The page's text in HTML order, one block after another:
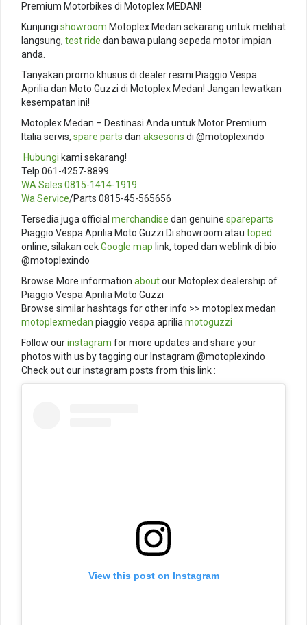
Premium Motorbikes di Motoplex MEDAN!
Kunjungi showroom Motoplex Medan sekarang untuk melihat
langsung, test ride dan bawa pulang sepeda motor impian
anda.
Tanyakan promo khusus di dealer resmi Piaggio Vespa
Aprilia dan Moto Guzzi di Motoplex Medan! Jangan lewatkan
kesempatan ini!
Motoplex Medan – Destinasi Anda untuk Motor Premium
Italia servis, spare parts dan aksesoris di @motoplexindo
Hubungi kami sekarang!
Telp 061-4257-8899
WA Sales 0815-1414-1919
Wa Service/Parts 0815-45-565656
Tersedia juga official merchandise dan genuine spareparts
Piaggio Vespa Aprilia Moto Guzzi Di showroom atau toped
online, silakan cekGoogle map link, toped dan weblink di bio
@motoplexindo
Browse More information aboutour Motoplex dealership of
Piaggio Vespa Aprilia Moto Guzzi
Browse similar hashtags for other info >> motoplex medan
motoplexmedan piaggio vespa aprilia motoguzzi
Follow ourinstagram for more updates and share your
photos with us by tagging our Instagram @motoplexindo
Check out our instagram posts from this link :
View this post on Instagram